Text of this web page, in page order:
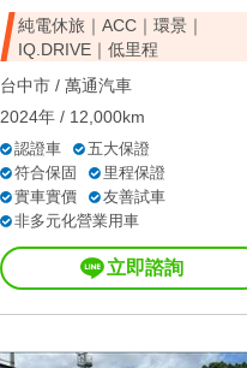
純電休旅｜ACC｜環景｜
IQ.DRIVE｜低里程
台中市 / 萬通汽車
2024年 / 12,000km
認證車
五大保證
符合保固
里程保證
實車實價
友善試車
非多元化營業用車
立即諮詢